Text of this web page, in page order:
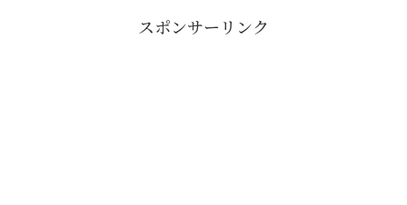
スポンサーリンク